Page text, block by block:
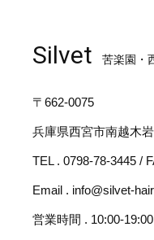
Silvet 苦楽園・
〒662-0075
兵庫県西宮市南越木
TEL . 0798-78-3445 /
Email . info@silvet-
営業時間 . 10:00-